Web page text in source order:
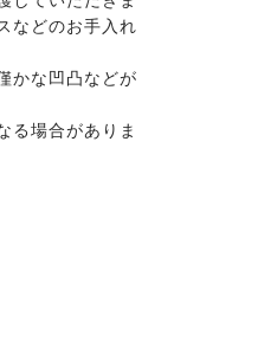
などのお手入れ
かな凹凸などが
る場合がありま